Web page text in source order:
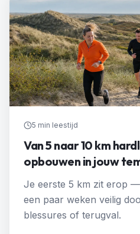
5 min leestijd
Van 5 naar 10 km
opbouwen in jouw
Je eerste 5 km zit erop
een paar weken veilig
blessures of terugval.